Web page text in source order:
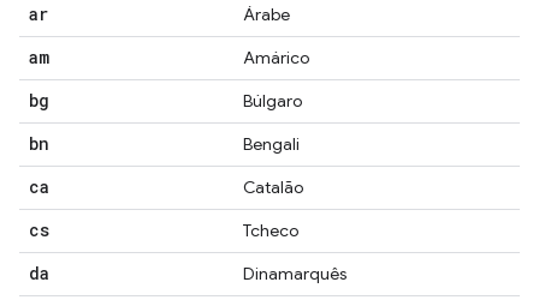
ar Árabe
am Amárico
bg Búlgaro
bn Bengali
ca Catalão
cs Tcheco
da Dinamarquês